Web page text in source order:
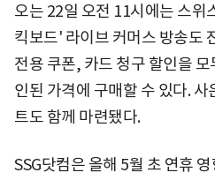
오는 22일 오전 11시에는 스위
킥보드' 라이브 커머스 방송도
전용 쿠폰, 카드 청구 할인을
인된 가격에 구매할 수 있다.
트도 함께 마련됐다.
SSG닷컴은 올해 5월 초 연휴